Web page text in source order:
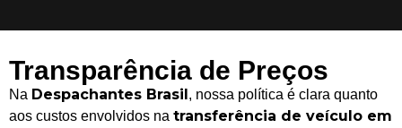
Transparência de Preços
Na Despachantes Brasil, nossa política é clara quanto
aos custos envolvidos na transferência de veículo em